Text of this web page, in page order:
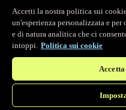
Main menu
/ Prodotti
Osservabilità
Logging in tempo reale
Accetti la nostra politica sui
un'esperienza personalizzata e
e di natura analitica che ci
intoppi. Politica sui cookie